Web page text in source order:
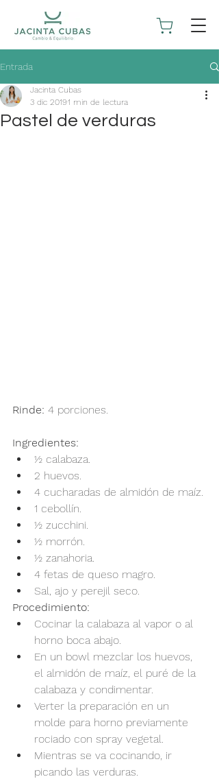
Entrada
Pastel de verduras
Jacinta Cubas
3 dic 20191 min de lectura
Rinde: 4 porciones.
Ingredientes:
½ calabaza.
2 huevos.
4 cucharadas de almidón de maíz.
1 cebollín.
½ zucchini.
½ morrón.
½ zanahoria.
4 fetas de queso magro.
Sal, ajo y perejil seco.
Procedimiento:
Cocinar la calabaza al vapor o al
horno boca abajo.
En un bowl mezclar los huevos,
el almidón de maíz, el puré de la
calabaza y condimentar.
Verter la preparación en un
molde para horno previamente
rociado con spray vegetal.
Mientras se va cocinando, ir
picando las verduras.